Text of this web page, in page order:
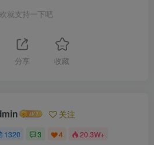
就支持一下吧
分享 收藏
关注
1320 3 4 20.3W+